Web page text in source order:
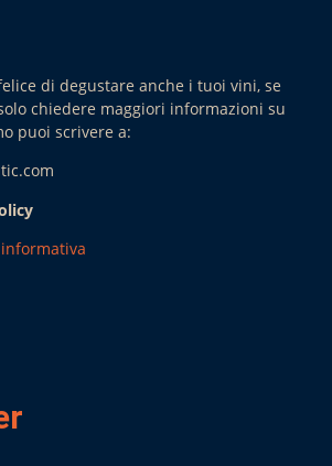
di degustare anche i tuoi vini, se
chiedere maggiori informazioni su
puoi scrivere a: